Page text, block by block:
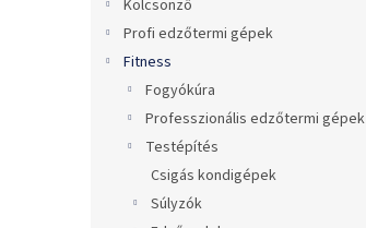
Kölcsönző
Profi edzőtermi gépek
Fitness
Fogyókúra
Professzionális edzőtermi gépek
Testépítés
Csigás kondigépek
Súlyzók